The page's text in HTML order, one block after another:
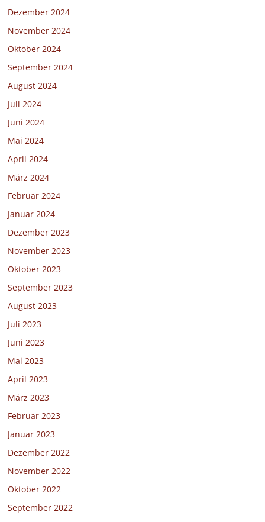
Dezember 2024
November 2024
Oktober 2024
September 2024
August 2024
Juli 2024
Juni 2024
Mai 2024
April 2024
März 2024
Februar 2024
Januar 2024
Dezember 2023
November 2023
Oktober 2023
September 2023
August 2023
Juli 2023
Juni 2023
Mai 2023
April 2023
März 2023
Februar 2023
Januar 2023
Dezember 2022
November 2022
Oktober 2022
September 2022